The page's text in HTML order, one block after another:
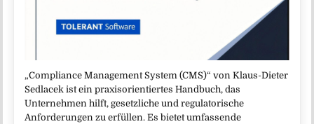
„Compliance Management System (CMS)“ von Klaus-Dieter
Sedlacek ist ein praxisorientiertes Handbuch, das
Unternehmen hilft, gesetzliche und regulatorische
Anforderungen zu erfüllen. Es bietet umfassende